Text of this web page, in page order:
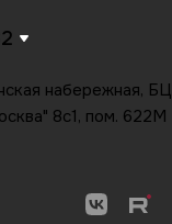
набережная,
8с1, пом. 622М